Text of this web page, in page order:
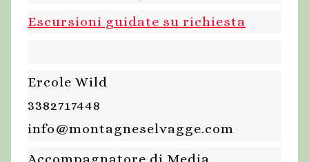
Escursioni guidate su richiesta
Ercole Wild
3382717448
info@montagneselvagge.com
Accompagnatore di Media